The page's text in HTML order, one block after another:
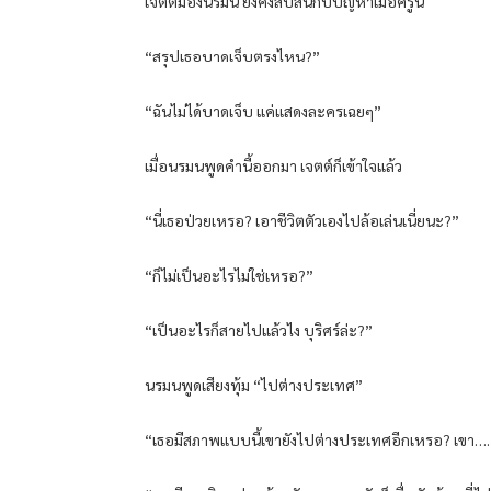
“สรุปเธอบาดเจ็บตรงไหน?”
“ฉันไม่ได้บาดเจ็บ แค่แสดงละครเฉยๆ”
เมื่อนรมนพูดคำนี้ออกมา เจตต์ก็เข้าใจแล้ว
“นี่เธอป่วยเหรอ? เอาชีวิตตัวเองไปล้อเล่นเนี่ยนะ?”
“ก็ไม่เป็นอะไรไม่ใช่เหรอ?”
“เป็นอะไรก็สายไปแล้วไง บุริศร์ล่ะ?”
นรมนพูดเสียงทุ้ม “ไปต่างประเทศ”
“เธอมีสภาพแบบนี้เขายังไปต่างประเทศอีกเหรอ? เขา